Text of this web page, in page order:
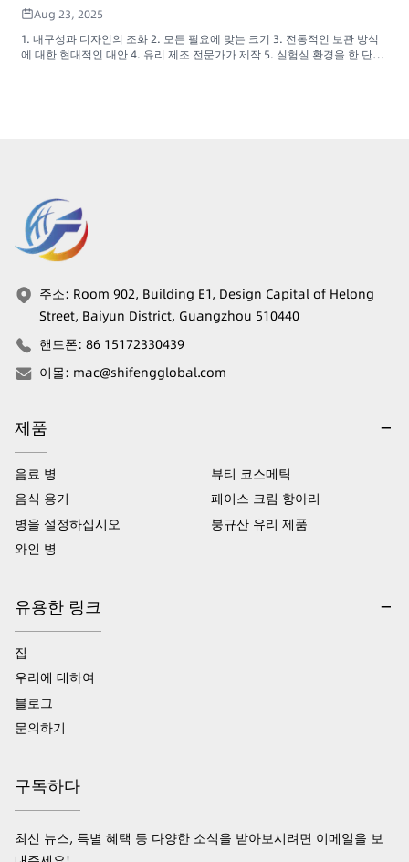
Aug 23, 2025
1. 내구성과 디자인의 조화 2. 모든 필요에 맞는 크기 3. 전통적인 보관 방식
에 대한 현대적인 대안 4. 유리 제조 전문가가 제작 5. 실험실 환경을 한 단계
주소: Room 902, Building E1, Design Capital of Helong
Street, Baiyun District, Guangzhou 510440
핸드폰: 86 15172330439
이몰: mac@shifengglobal.com
제품
음료 병
음식 용기
병을 설정하십시오
와인 병
뷰티 코스메틱
페이스 크림 항아리
붕규산 유리 제품
유용한 링크
집
우리에 대하여
블로그
문의하기
구독하다
최신 뉴스, 특별 혜택 등 다양한 소식을 받아보시려면 이메일을 보